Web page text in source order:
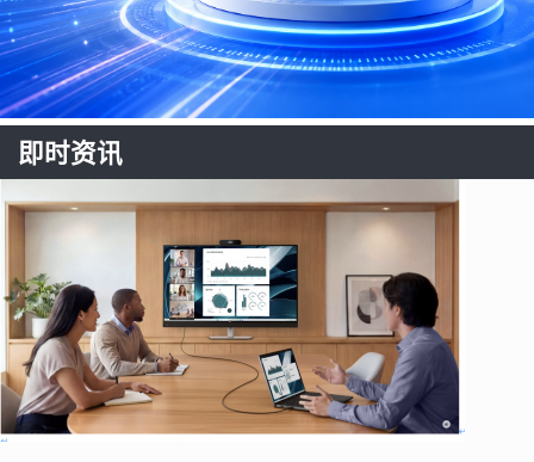
即时资讯